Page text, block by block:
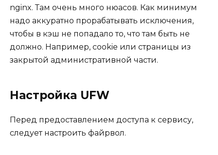
nginx. Там очень много нюасов. Как минимум
надо аккуратно прорабатывать исключения,
чтобы в кэш не попадало то, что там быть не
должно. Например, cookie или страницы из
закрытой административной части.
Настройка UFW
Перед предоставлением доступа к сервису,
следует настроить файрвол.